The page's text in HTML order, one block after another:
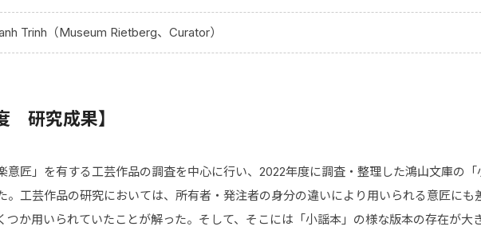
Trinh（Museum Rietberg、Curator）
研究成果】
意匠」を有する工芸作品の調査を中心に行い、2022年度に調査・整理した鴻山文庫の
。工芸作品の研究においては、所有者・発注者の身分の違いにより用いられる意匠に
つか用いられていたことが解った。そして、そこには「小謡本」の様な版本の存在が大